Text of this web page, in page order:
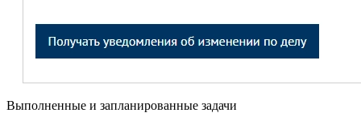
Выполненные и запланированные задачи